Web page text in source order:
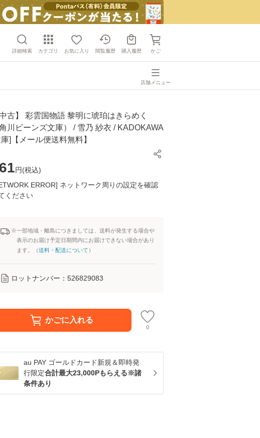
詳細検索 カテゴリ お気に入り 閲覧履歴 購入履歴 かご
店舗メニュー
中古】 彩雲国物語 黎明に琥珀はきらめく
角川ビーンズ文庫） / 雪乃 紗衣 / KADOKAWA
庫]【メール便送料無料】
円(税込)
ERROR] ネットワーク周りの設定を確認
ください
※一部地域・離島につきましては、送料が発生する場合や
表示のお届け予定日期間内にお届けできない場合があり
ます。（送料・配送について ）
ロットナンバー： 526829083
かごに入れる
0
au PAY ゴールドカード新規＆即時発
行限定合計最大23,000Pもらえる※諸
条件あり